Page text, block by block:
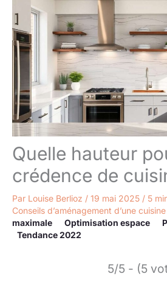
Quelle hauteur
crédence de
Par Louise Berlioz / 19 mai 2025 / 5
Conseils d’aménagement d’une cuisine
maximale
Optimisation espace
Tendance 2022
5/5 - (5